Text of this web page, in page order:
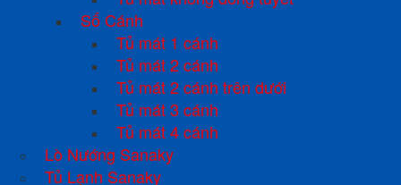
Số Cánh
Tủ mát 1 cánh
Tủ mát 2 cánh
Tủ mát 2 cánh trên dưới
Tủ mát 3 cánh
Tủ mát 4 cánh
Lò Nướng Sanaky
Tủ Lạnh Sanaky